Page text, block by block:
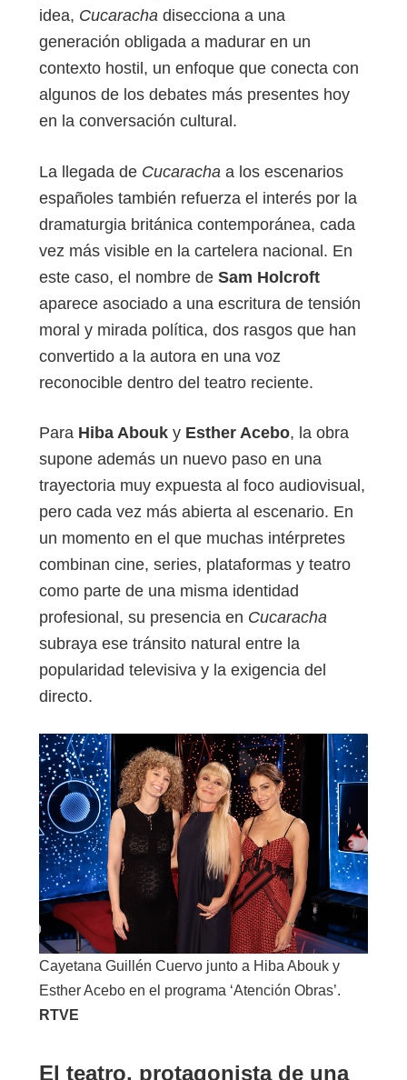
idea, Cucaracha disecciona a una
generación obligada a madurar en un
contexto hostil, un enfoque que conecta con
algunos de los debates más presentes hoy
en la conversación cultural.
La llegada de Cucaracha a los escenarios
españoles también refuerza el interés por la
dramaturgia británica contemporánea, cada
vez más visible en la cartelera nacional. En
este caso, el nombre de Sam Holcroft
aparece asociado a una escritura de tensión
moral y mirada política, dos rasgos que han
convertido a la autora en una voz
reconocible dentro del teatro reciente.
Para Hiba Abouk y Esther Acebo, la obra
supone además un nuevo paso en una
trayectoria muy expuesta al foco audiovisual,
pero cada vez más abierta al escenario. En
un momento en el que muchas intérpretes
combinan cine, series, plataformas y teatro
como parte de una misma identidad
profesional, su presencia en Cucaracha
subraya ese tránsito natural entre la
popularidad televisiva y la exigencia del
directo.
Cayetana Guillén Cuervo junto a Hiba Abouk y
Esther Acebo en el programa ‘Atención Obras’.
RTVE
El teatro, protagonista de una